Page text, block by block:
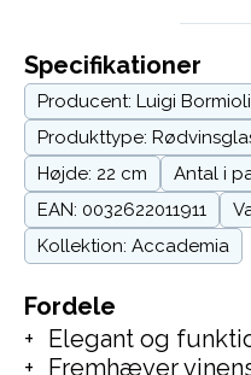
Fordele
Elegant og
Fremhæver
Specifikationer
Producent: Luigi Bormioli
Produkttype:
Højde: 22 cm
Antal i
EAN: 0032622011911
Kollektion: Accademia